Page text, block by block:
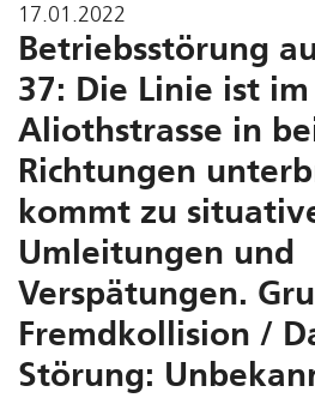
17.01.2022
Betriebsstörung
37: Die Linie ist
Aliothstrasse in
Richtungen
kommt zu
Umleitungen und
Verspätungen.
Fremdkollision /
Störung: